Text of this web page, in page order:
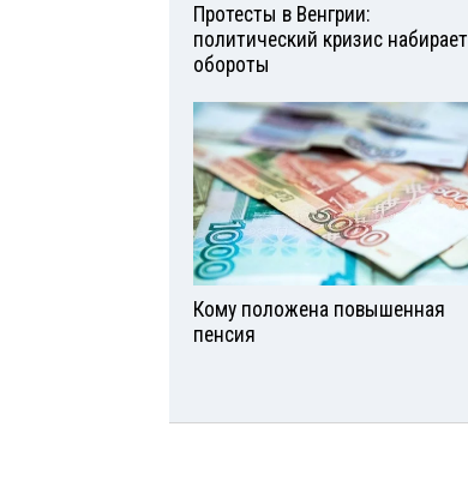
Протесты в Венгрии:
политический кризис набирает
обороты
Кому положена повышенная
пенсия